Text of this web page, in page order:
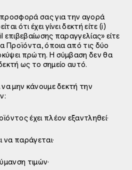
σας για την αγορά
ότι έχει γίνει δεκτή είτε (i)
επιβεβαίωσης παραγγελίας» είτε
Προϊόντα, όποια από τις δύο
πρώτη. Η σύμβαση δεν θα
δεκτή ως το σημείο αυτό.
μην κάνουμε δεκτή την
έχει πλέον εξαντληθεί·
να παράγεται·
τιμών·